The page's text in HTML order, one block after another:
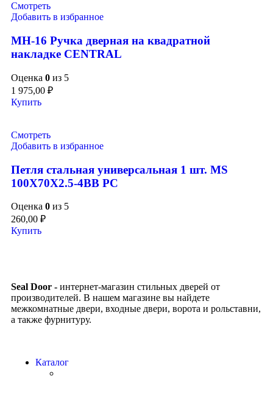
Смотреть
Добавить в избранное
MH-16 Ручка дверная на квадратной
накладке CENTRAL
Оценка 0 из 5
1 975,00 ₽
Купить
Смотреть
Добавить в избранное
Петля стальная универсальная 1 шт. MS
100X70X2.5-4BB PC
Оценка 0 из 5
260,00 ₽
Купить
Seal Door - интернет-магазин стильных дверей от
производителей. В нашем магазине вы найдете
межкомнатные двери, входные двери, ворота и рольставни,
а также фурнитуру.
Каталог